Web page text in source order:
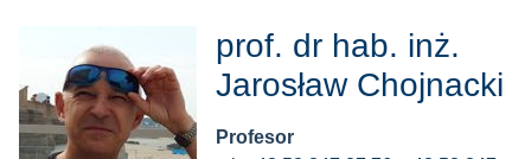
prof. dr hab. inż.
Jarosław Chojnacki
Profesor